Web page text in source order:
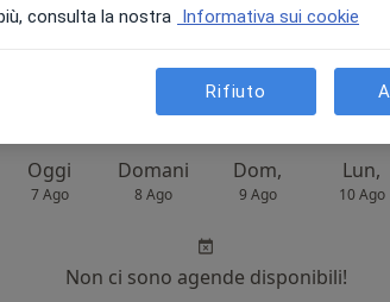
Oggi
7 Ago
Domani
8 Ago
Dom,
9 Ago
Lun,
10 Ago
Non ci sono agende disponibili!
consulta la nostra Informativa sui cookie
Rifiuto